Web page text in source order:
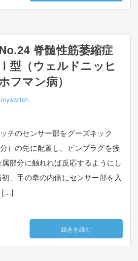
脊髄性筋萎縮症
Ⅰ型（ウェルドニッヒ
フマン病）
myswitch
チのセンサー部をグーズネック
）の先に配置し、ピンプラグを接
部分に触れれば反応するようにし
、手の拳の内側にセンサー部を入
[…]
続きを読む